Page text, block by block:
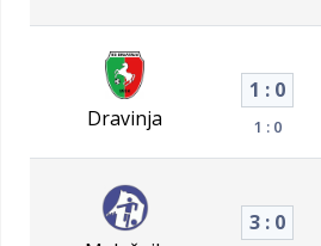
Dravinja
1 : 0
1 : 0
3 : 0